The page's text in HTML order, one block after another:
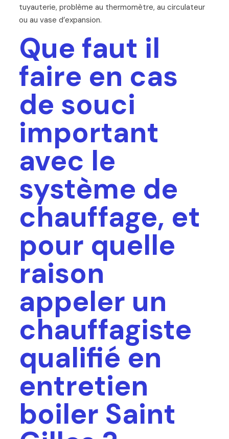
tuyauterie, problème au thermomètre, au circulateur
ou au vase d’expansion.
Que faut il
faire en cas
de souci
important
avec le
système de
chauffage, et
pour quelle
raison
appeler un
chauffagiste
qualifié en
entretien
boiler Saint